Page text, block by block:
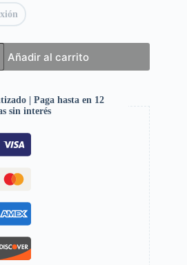
Añadir al carrito
| Paga hasta en 12
sin interés